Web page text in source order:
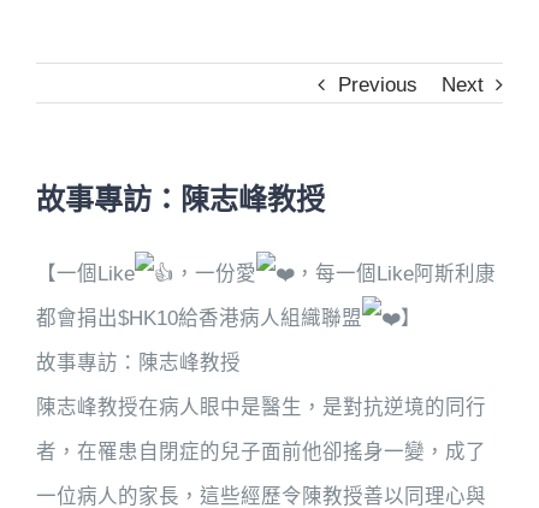
Previous Next
故事專訪：陳志峰教授
【一個Like ，一份愛 ，每一個Like阿斯利康
都會捐出$HK10給香港病人組織聯盟 】
故事專訪：陳志峰教授
陳志峰教授在病人眼中是醫生，是對抗逆境的同行
者，在罹患自閉症的兒子面前他卻搖身一變，成了
一位病人的家長，這些經歷令陳教授善以同理心與